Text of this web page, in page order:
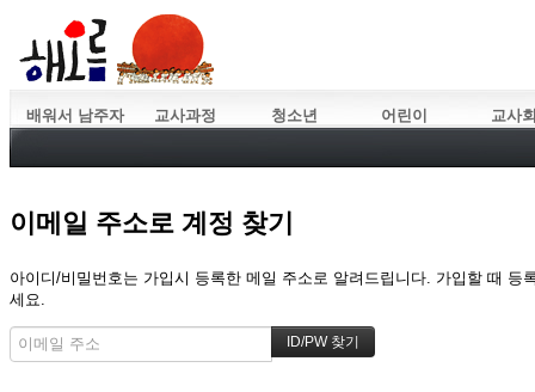
배워서 남주자 교사과정 청소년 어린이 교사
이메일 주소로 계정 찾기
아이디/비밀번호는 가입시 등록한 메일 주소로 알려드립니다. 가입할 때
세요.